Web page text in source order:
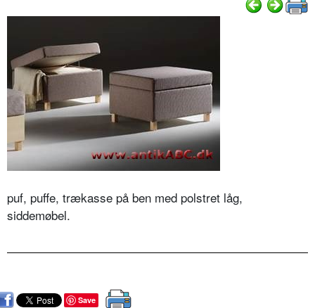
puf, puffe, trækasse på ben med polstret låg,
siddemøbel.
Save